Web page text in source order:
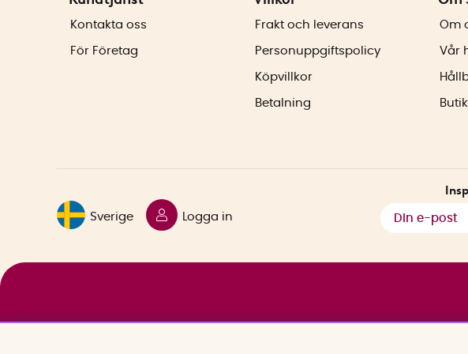
Kontakta oss
För Företag
Frakt och leverans
Personuppgiftspolicy
Köpvillkor
Betalning
Om
Vår
Sverige Logga in